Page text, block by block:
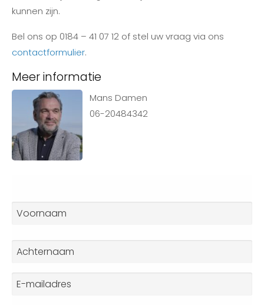
kunnen zijn.
Bel ons op 0184 – 41 07 12 of stel uw vraag via ons
contactformulier.
Meer informatie
Mans Damen
06-20484342
Naam *
Voornaam
E-
mailadres *